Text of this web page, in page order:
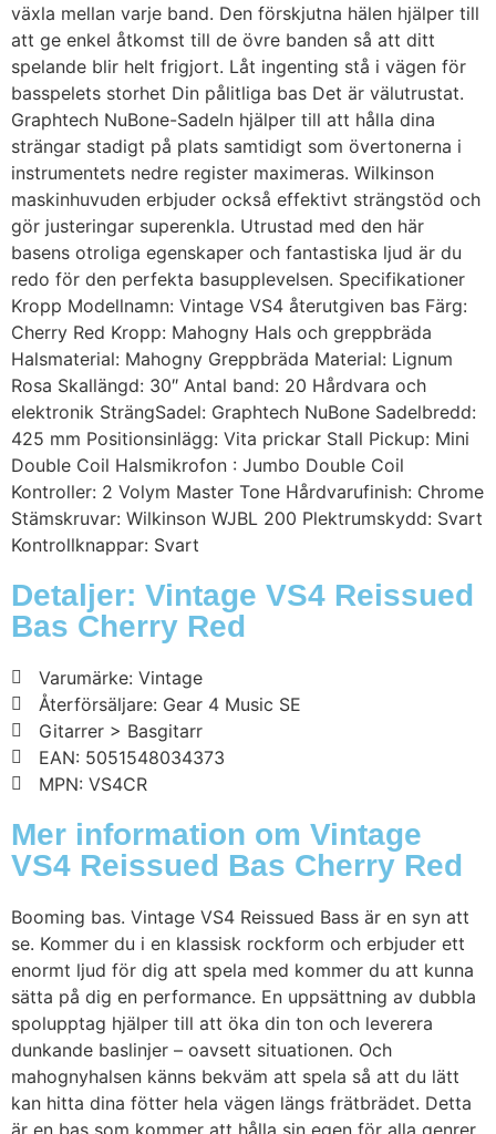
växla mellan varje band. Den förskjutna hälen hjälper till
att ge enkel åtkomst till de övre banden så att ditt
spelande blir helt frigjort. Låt ingenting stå i vägen för
basspelets storhet Din pålitliga bas Det är välutrustat.
Graphtech NuBone-Sadeln hjälper till att hålla dina
strängar stadigt på plats samtidigt som övertonerna i
instrumentets nedre register maximeras. Wilkinson
maskinhuvuden erbjuder också effektivt strängstöd och
gör justeringar superenkla. Utrustad med den här
basens otroliga egenskaper och fantastiska ljud är du
redo för den perfekta basupplevelsen. Specifikationer
Kropp Modellnamn: Vintage VS4 återutgiven bas Färg:
Cherry Red Kropp: Mahogny Hals och greppbräda
Halsmaterial: Mahogny Greppbräda Material: Lignum
Rosa Skallängd: 30″ Antal band: 20 Hårdvara och
elektronik SträngSadel: Graphtech NuBone Sadelbredd:
425 mm Positionsinlägg: Vita prickar Stall Pickup: Mini
Double Coil Halsmikrofon : Jumbo Double Coil
Kontroller: 2 Volym Master Tone Hårdvarufinish: Chrome
Stämskruvar: Wilkinson WJBL 200 Plektrumskydd: Svart
Kontrollknappar: Svart
Detaljer: Vintage VS4 Reissued
Bas Cherry Red
Varumärke: Vintage
Återförsäljare: Gear 4 Music SE
Gitarrer > Basgitarr
EAN: 5051548034373
MPN: VS4CR
Mer information om Vintage
VS4 Reissued Bas Cherry Red
Booming bas. Vintage VS4 Reissued Bass är en syn att
se. Kommer du i en klassisk rockform och erbjuder ett
enormt ljud för dig att spela med kommer du att kunna
sätta på dig en performance. En uppsättning av dubbla
spolupptag hjälper till att öka din ton och leverera
dunkande baslinjer – oavsett situationen. Och
mahognyhalsen känns bekväm att spela så att du lätt
kan hitta dina fötter hela vägen längs frätbrädet. Detta